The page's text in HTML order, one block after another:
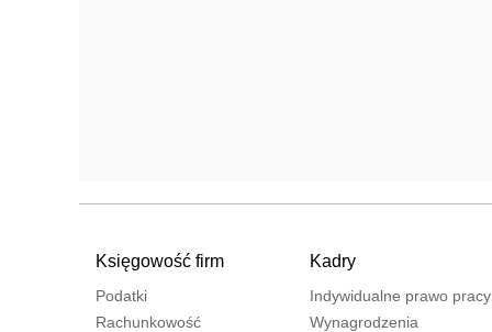
Księgowość firm
Podatki
Rachunkowość
Kadry
Indywidualne prawo pracy
Wynagrodzenia